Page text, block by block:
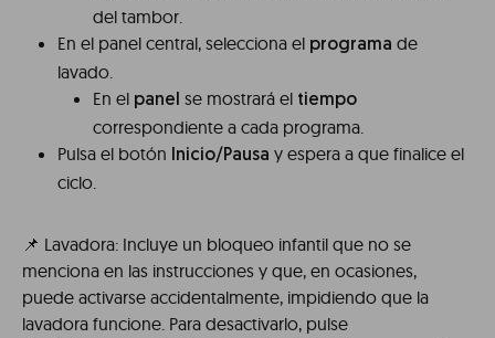
del tambor.
En el panel central, selecciona el programa de
lavado.
En el panel se mostrará el tiempo
correspondiente a cada programa.
Pulsa el botón
Inicio/Pausa y espera a que finalice el
ciclo.
📌 Lavadora: Incluye un bloqueo infantil que no se
menciona en las instrucciones y que, en ocasiones,
puede activarse accidentalmente, impidiendo que la
lavadora funcione. Para desactivarlo, pulse